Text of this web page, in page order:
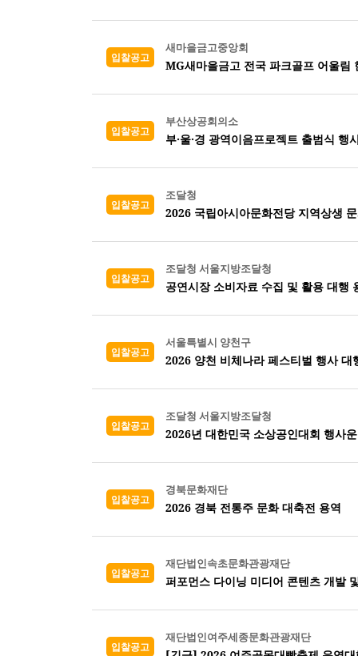
입찰공고
새마을금고중앙회
MG새마을금고 전국 파크골프 어울림
입찰공고
부산상공회의소
부·울·경 광역이음프로젝트 출범식
입찰공고
조달청
2026 국립아시아문화전당 지역상생
입찰공고
조달청 서울지방조달청
공연시장 소비자료 수집 및 활용 대행
입찰공고
서울특별시 양천구
2026 양천 비체나라 페스티벌 행사 대
입찰공고
조달청 서울지방조달청
2026년 대한민국 소상공인대회 행사
입찰공고
경북문화재단
2026 경북 전통주 문화 대축전 용역
입찰공고
재단법인속초문화관광재단
퍼포먼스 다이닝 미디어 콘텐츠 개발
입찰공고
재단법인여주세종문화관광재단